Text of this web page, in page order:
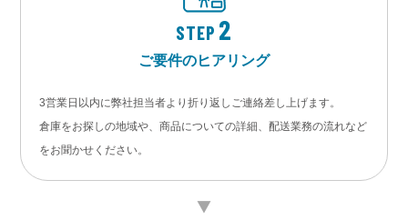
STEP 2
ご要件のヒアリング
3営業日以内に弊社担当者より折り返しご連絡差し上げます。
倉庫をお探しの地域や、商品についての詳細、配送業務の流れなど
をお聞かせください。